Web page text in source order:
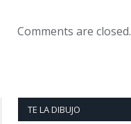
Comments are closed.
TE LA DIBUJO